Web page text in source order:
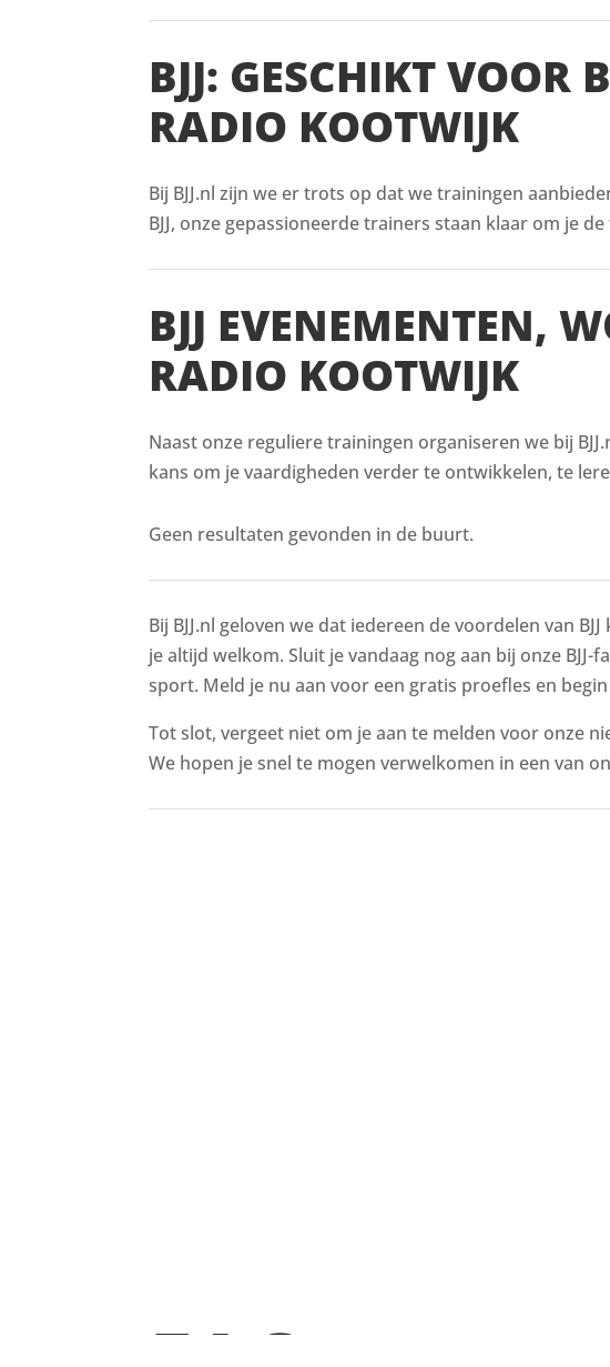
BJJ: GESCHIKT VOOR
RADIO KOOTWIJK
Bij BJJ.nl zijn we er trots op dat we trainingen
BJJ, onze gepassioneerde trainers staan klaar om je
BJJ EVENEMENTEN,
RADIO KOOTWIJK
Naast onze reguliere trainingen organiseren we bij
kans om je vaardigheden verder te ontwikkelen, te
Geen resultaten gevonden in de buurt.
Bij BJJ.nl geloven we dat iedereen de voordelen van
je altijd welkom. Sluit je vandaag nog aan bij onze
sport. Meld je nu aan voor een gratis proefles en begin
Tot slot, vergeet niet om je aan te melden voor onze
We hopen je snel te mogen verwelkomen in een van